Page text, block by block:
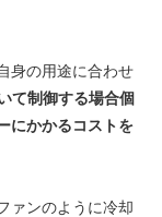
身の用途に合わせ
て制御する場合個
にかかるコストを
ァンのように冷却